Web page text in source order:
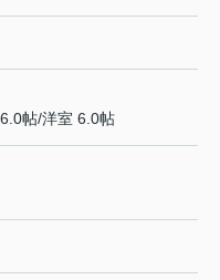
帖/洋室 6.0帖